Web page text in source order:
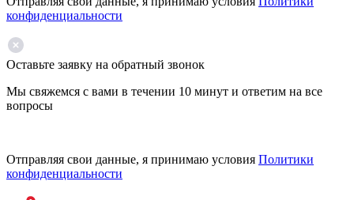
конфиденциальности
Оставьте заявку на обратный звонок
Мы свяжемся с вами в течении 10 минут и ответим на все
вопросы
Отправляя свои данные, я принимаю условия Политики
конфиденциальности